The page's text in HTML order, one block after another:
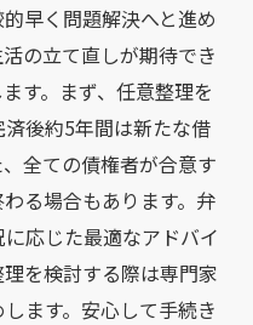
早く問題解決へと進め
の立て直しが期待でき
す。まず、任意整理を
後約5年間は新たな借
全ての債権者が合意す
る場合もあります。弁
応じた最適なアドバイ
を検討する際は専門家
ます。安心して手続き